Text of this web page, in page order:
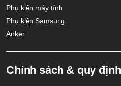
Phụ kiện máy tính
Phụ kiện Samsung
Anker
Chính sách & quy định